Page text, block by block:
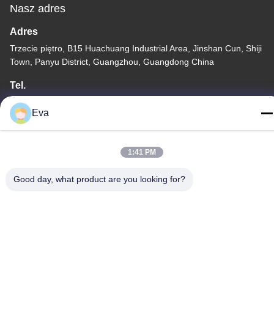
Nasz adres
Adres
Trzecie piętro, B15 Huachuang Industrial Area, Jinshan Cun, Shiji
Town, Panyu District, Guangzhou, Guangdong China
Tel.
86-020-3156-0583
Chiny Dobra jakość Zamknięty układ ssący Sprzedawca. -2026
Eva
1:41 PM
Good day, what product are you looking for?